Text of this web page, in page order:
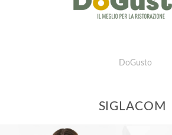
DoGusto
SIGLACOM